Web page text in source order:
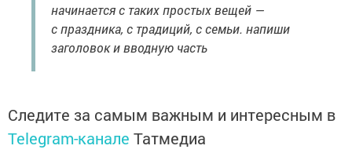
начинается с таких простых вещей —
с праздника, с традиций, с семьи. напиши
заголовок и вводную часть
Следите за самым важным и интересным в
Telegram-канале Татмедиа